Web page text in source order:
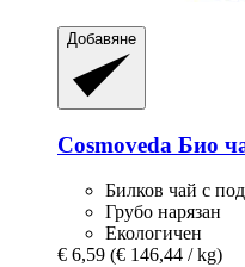
Добавяне
Cosmoveda Био
Билков чай с
Грубо нарязан
Екологичен
€ 6,59 (€ 146,44 / kg)